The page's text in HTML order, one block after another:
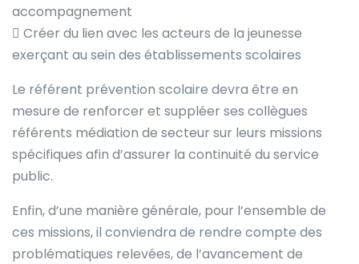
accompagnement
 Créer du lien avec les acteurs de la jeunesse
exerçant au sein des établissements scolaires
Le référent prévention scolaire devra être en
mesure de renforcer et suppléer ses collègues
référents médiation de secteur sur leurs missions
spécifiques afin d’assurer la continuité du service
public.
Enfin, d’une manière générale, pour l’ensemble de
ces missions, il conviendra de rendre compte des
problématiques relevées, de l’avancement de